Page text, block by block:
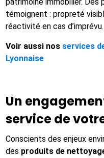
patrimoine immobilier.
témoignent : propreté
réactivité en cas d’imprévu.
Voir aussi nos services
Lyonnaise
Un
service de
Conscients des enjeux
des produits de